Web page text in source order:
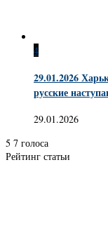
4
29.01.2026
русские
29.01.2026
5 7 голоса
Рейтинг статьи